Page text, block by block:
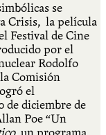
se
Crisis, la película
Festival de Cine
por el
Rodolfo
Comisión
el
de diciembre de
Poe “Un